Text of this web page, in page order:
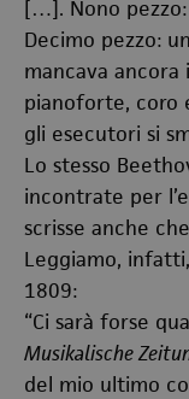
[…]. Nono
Decimo pezzo: un
mancava ancora
pianoforte, coro
gli esecutori si
Lo stesso
incontrate per
scrisse anche
Leggiamo,
1809:
“Ci sarà forse
Musikalische
del mio ultimo